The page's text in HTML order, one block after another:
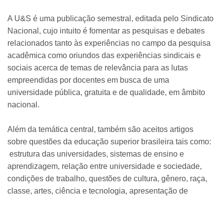
A U&S é uma publicação semestral, editada pelo Sindicato
Nacional, cujo intuito é fomentar as pesquisas e debates
relacionados tanto às experiências no campo da pesquisa
acadêmica como oriundos das experiências sindicais e
sociais acerca de temas de relevância para as lutas
empreendidas por docentes em busca de uma
universidade pública, gratuita e de qualidade, em âmbito
nacional.
Além da temática central, também são aceitos artigos
sobre questões da educação superior brasileira tais como:
estrutura das universidades, sistemas de ensino e
aprendizagem, relação entre universidade e sociedade,
condições de trabalho, questões de cultura, gênero, raça,
classe, artes, ciência e tecnologia, apresentação de